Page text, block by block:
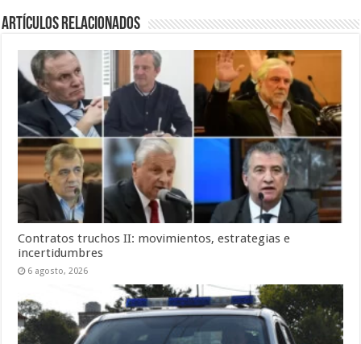
Artículos Relacionados
Contratos truchos II: movimientos, estrategias e
incertidumbres
6 agosto, 2026